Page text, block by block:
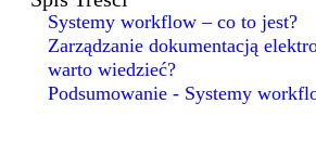
Systemy workflow – co to jest?
Zarządzanie dokumentacją
warto wiedzieć?
Podsumowanie - Systemy